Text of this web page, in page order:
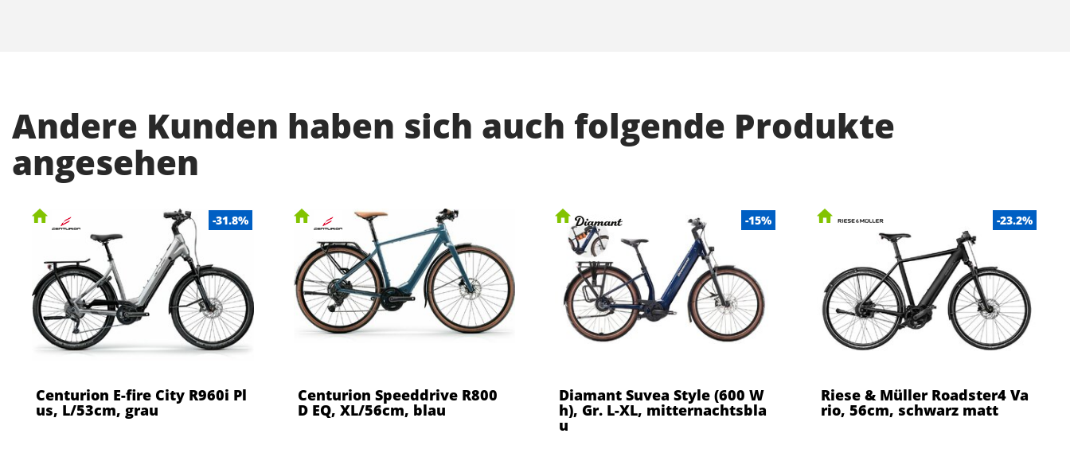
Andere Kunden haben sich auch folgende Produkte
angesehen
-31.8%
Centurion E-fire City R960i Pl
us, L/53cm, grau
Centurion Speeddrive R800
D EQ, XL/56cm, blau
-15%
Diamant Suvea Style (600 W
h), Gr. L-XL, mitternachtsbla
u
-23.2%
Riese & Müller Roadster4 Va
rio, 56cm, schwarz matt